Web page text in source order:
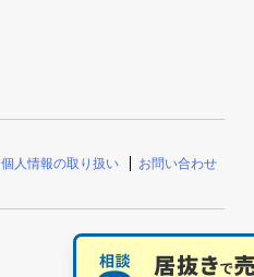
個人情報の取り扱い
お問い合わせ